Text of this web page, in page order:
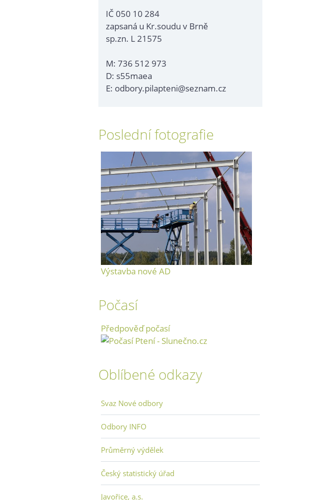
IČ 050 10 284
zapsaná u Kr.soudu v Brně
sp.zn. L 21575
M: 736 512 973
D: s55maea
E: odbory.pilapteni@seznam.cz
Poslední fotografie
Výstavba nové AD
Počasí
Předpověď počasí
Oblíbené odkazy
Svaz Nové odbory
Odbory INFO
Průměrný výdělek
Český statistický úřad
Javořice, a.s.